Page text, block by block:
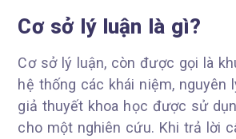
Cơ sở lý luận là gì?
Cơ sở lý luận, còn được gọi là
hệ thống các khái niệm, nguyên
giả thuyết khoa học được sử
cho một nghiên cứu. Khi trả lời